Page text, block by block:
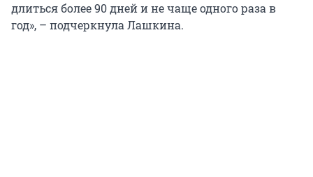
длиться более 90 дней и не чаще одного раза в
год», – подчеркнула Лашкина.